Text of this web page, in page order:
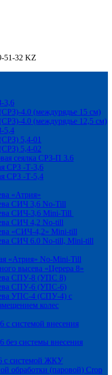
51-32 KZ
3,6
4.0 (междурядье 15 см)
4.0 (междурядье 12,5 см)
5,4
5,4-01
5,4-02
сеялка СРЗ-П 3.6
СРЗ -Т-3,6
СРЗ -Т-5,4
«Атрия»
СИЧ 3,6 No-Till
СИЧ-3,6 Mini-Till
СИЧ 4,2 No-till
«СИЧ-4,2» Mini-till
СИЧ 6.0 No-till, Mini-till
«Атрия» No-Mini-Till
высева «Церера 8»
СПУ-8 (УПС 8)
СПУ-6 (УПС-6)
УПС-4 (СПУ-4) с
колес
с системой внесения
без системы внесения
с системой ЖКУ
обработки (паровой) Crop